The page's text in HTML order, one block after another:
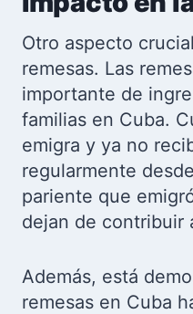
Otro aspecto
remesas. Las
importante de
familias en Cuba.
emigra y ya no
regularmente
pariente que
dejan de contribuir
Además, está
remesas en Cuba